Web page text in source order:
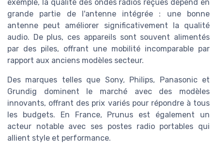
exemple, la qualité des ondes radios reçues dépend en
grande partie de l'antenne intégrée : une bonne
antenne peut améliorer significativement la qualité
audio. De plus, ces appareils sont souvent alimentés
par des piles, offrant une mobilité incomparable par
rapport aux anciens modèles secteur.
Des marques telles que Sony, Philips, Panasonic et
Grundig dominent le marché avec des modèles
innovants, offrant des prix variés pour répondre à tous
les budgets. En France, Prunus est également un
acteur notable avec ses postes radio portables qui
allient style et performance.